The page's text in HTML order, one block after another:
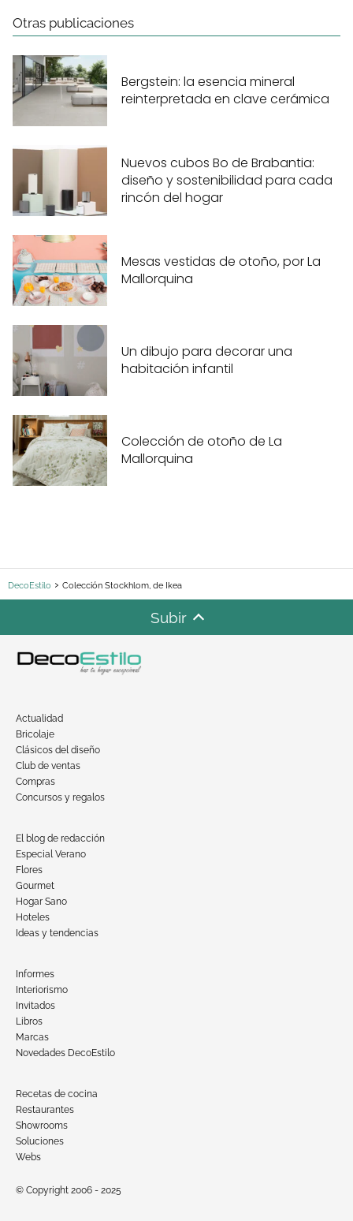
Otras publicaciones
Bergstein: la esencia mineral
reinterpretada en clave cerámica
Nuevos cubos Bo de Brabantia:
diseño y sostenibilidad para cada
rincón del hogar
Mesas vestidas de otoño, por La
Mallorquina
Un dibujo para decorar una
habitación infantil
Colección de otoño de La
Mallorquina
DecoEstilo Colección Stockhlom, de Ikea
Subir
Actualidad
Bricolaje
Clásicos del diseño
Club de ventas
Compras
Concursos y regalos
El blog de redacción
Especial Verano
Flores
Gourmet
Hogar Sano
Hoteles
Ideas y tendencias
Informes
Interiorismo
Invitados
Libros
Marcas
Novedades DecoEstilo
Recetas de cocina
Restaurantes
Showrooms
Soluciones
Webs
© Copyright 2006 - 2025